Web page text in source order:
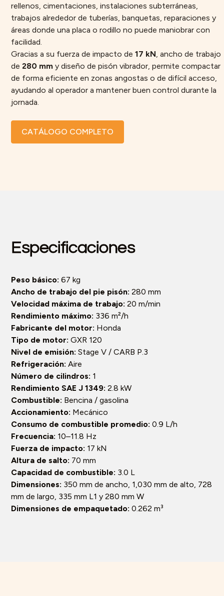
rellenos, cimentaciones, instalaciones subterráneas,
trabajos alrededor de tuberías, banquetas, reparaciones y
áreas donde una placa o rodillo no puede maniobrar con
facilidad.
Gracias a su fuerza de impacto de17 kN , ancho de trabajo
de280 mm y diseño de pisón vibrador, permite compactar
de forma eficiente en zonas angostas o de difícil acceso,
ayudando al operador a mantener buen control durante la
jornada.
CATÁLOGO COMPLETO
Especificaciones
Peso básico: 67 kg
Ancho de trabajo del pie pisón: 280 mm
Velocidad máxima de trabajo: 20 m/min
Rendimiento máximo: 336 m²/h
Fabricante del motor: Honda
Tipo de motor: GXR 120
Nivel de emisión: Stage V / CARB P.3
Refrigeración: Aire
Número de cilindros: 1
Rendimiento SAE J 1349: 2.8 kW
Combustible: Bencina / gasolina
Accionamiento: Mecánico
Consumo de combustible promedio: 0.9 L/h
Frecuencia: 10–11.8 Hz
Fuerza de impacto: 17 kN
Altura de salto: 70 mm
Capacidad de combustible: 3.0 L
Dimensiones: 350 mm de ancho, 1,030 mm de alto, 728
mm de largo, 335 mm L1 y 280 mm W
Dimensiones de empaquetado: 0.262 m³